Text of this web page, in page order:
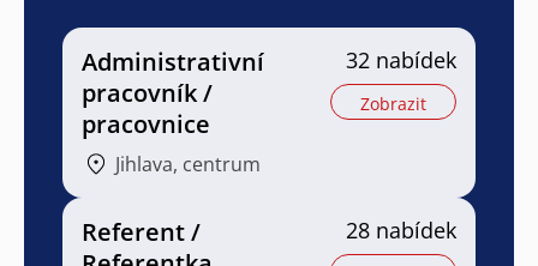
Administrativní
pracovník /
pracovnice
Jihlava, centrum
32 nabídek
Zobrazit
Referent /
28 nabídek